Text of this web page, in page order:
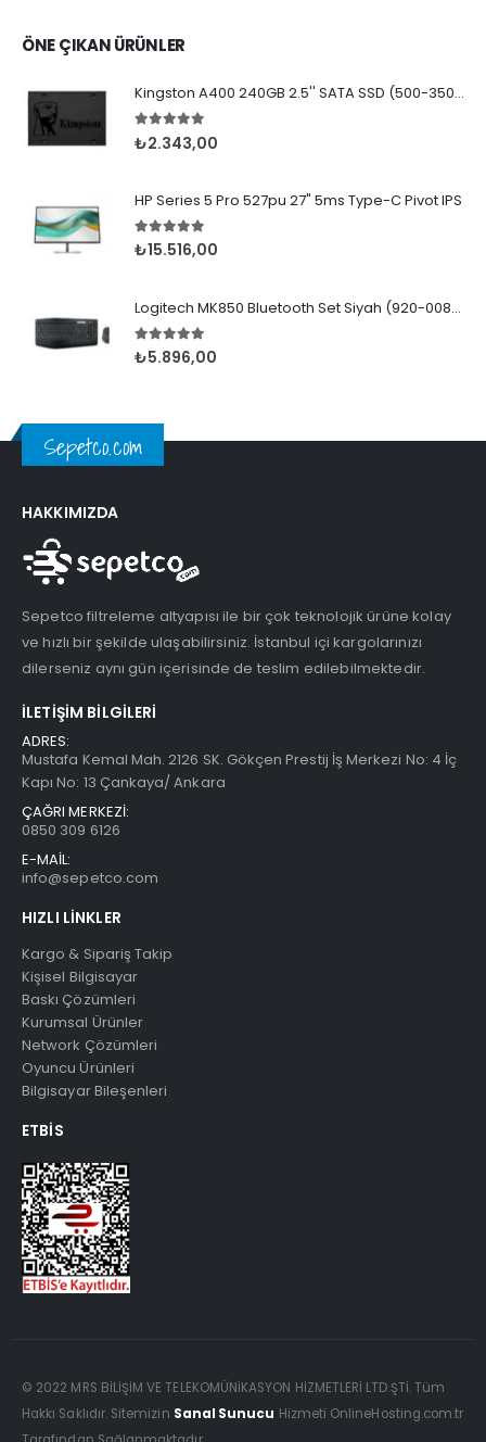
ÖNE ÇIKAN ÜRÜNLER
Kingston A400 240GB 2.5'' SATA SSD (500-350MB/s)
5.005 üzerinden
₺2.343,00
HP Series 5 Pro 527pu 27" 5ms Type-C Pivot IPS
5.005 üzerinden
₺15.516,00
Logitech MK850 Bluetooth Set Siyah (920-008230)
5.005 üzerinden
₺5.896,00
Sepetco.com
HAKKIMIZDA
Sepetco filtreleme altyapısı ile bir çok teknolojik ürüne kolay
ve hızlı bir şekilde ulaşabilirsiniz. İstanbul içi kargolarınızı
dilerseniz aynı gün içerisinde de teslim edilebilmektedir.
İLETIŞIM BILGILERI
ADRES:
Mustafa Kemal Mah. 2126 SK. Gökçen Prestij İş Merkezi No: 4 İç
Kapı No: 13 Çankaya/ Ankara
ÇAĞRI MERKEZİ:
0850 309 6126
E-MAİL:
info@sepetco.com
HIZLI LINKLER
Kargo & Sipariş Takip
Kişisel Bilgisayar
Baskı Çözümleri
Kurumsal Ürünler
Network Çözümleri
Oyuncu Ürünleri
Bilgisayar Bileşenleri
ETBIS
© 2022 MRS BİLİŞİM VE TELEKOMÜNİKASYON HİZMETLERİ LTD.ŞTİ. Tüm
Hakkı Saklıdır. Sitemizin Sanal Sunucu Hizmeti OnlineHosting.com.tr